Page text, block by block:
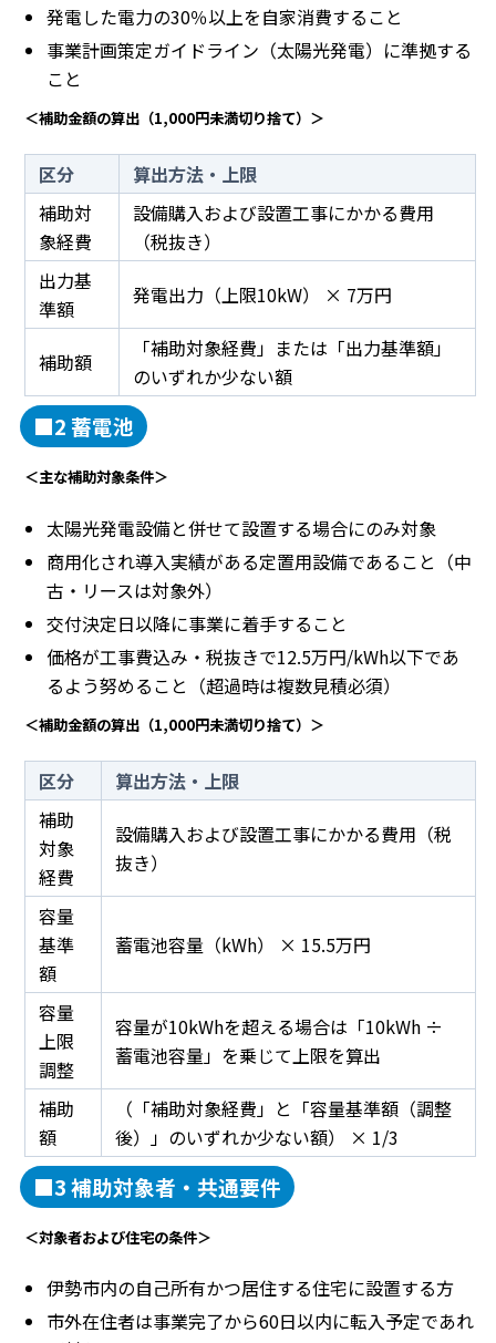
発電した電力の30％以上を自家消費すること
事業計画策定ガイドライン（太陽光発電）に準拠する
こと
＜補助金額の算出（1,000円未満切り捨て）＞
区分
算出方法・上限
補助対
象経費
設備購入および設置工事にかかる費用
（税抜き）
出力基
準額
発電出力（上限10kW） × 7万円
補助額
「補助対象経費」または「出力基準額」
のいずれか少ない額
■2 蓄電池
＜主な補助対象条件＞
太陽光発電設備と併せて設置する場合にのみ対象
商用化され導入実績がある定置用設備であること（中
古・リースは対象外）
交付決定日以降に事業に着手すること
価格が工事費込み・税抜きで12.5万円/kWh以下であ
るよう努めること（超過時は複数見積必須）
＜補助金額の算出（1,000円未満切り捨て）＞
区分
算出方法・上限
補助
対象
経費
設備購入および設置工事にかかる費用（税
抜き）
容量
基準
額
蓄電池容量（kWh） × 15.5万円
容量
上限
調整
容量が10kWhを超える場合は「10kWh ÷
蓄電池容量」を乗じて上限を算出
補助
額
（「補助対象経費」と「容量基準額（調整
後）」のいずれか少ない額） × 1/3
■3 補助対象者・共通要件
＜対象者および住宅の条件＞
伊勢市内の自己所有かつ居住する住宅に設置する方
市外在住者は事業完了から60日以内に転入予定であれ